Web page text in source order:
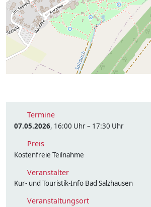
Termine
07.05.2026, 16:00 Uhr – 17:30 Uhr
Preis
Kostenfreie Teilnahme
Veranstalter
Kur- und Touristik-Info Bad Salzhausen
Veranstaltungsort